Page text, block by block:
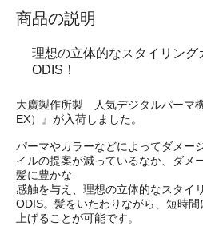
商品の説明
理想の立体的なスタイリング
ODIS！
大廣製作所製 人気デジタルパーマ
EX）』が入荷しました。
パーマやカラーなどによってダメー
イルの提案が減っているなか、ダメ
髪に豊かな
感触を与え、理想の立体的なスタイ
ODIS。髪をいたわりながら、短時
上げることが可能です。